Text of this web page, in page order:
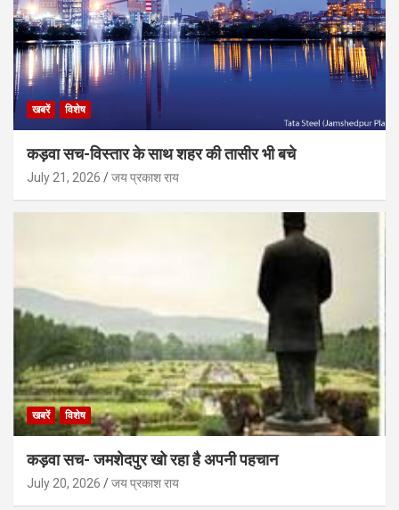
खबरें विशेष
कड़वा सच-विस्तार के साथ शहर की तासीर भी बचे
July 21, 2026 जय प्रकाश राय
खबरें विशेष
कड़वा सच- जमशेदपुर खो रहा है अपनी पहचान
July 20, 2026 जय प्रकाश राय